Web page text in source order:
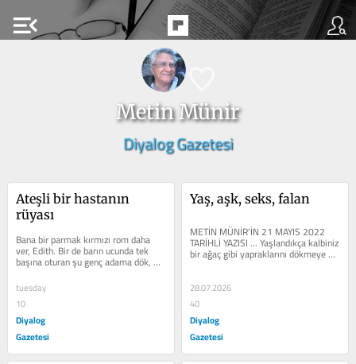
menu_open
Metin Münir
Diyalog Gazetesi
Ateşli bir hastanın
rüyası
Bana bir parmak kırmızı rom daha
ver, Edith. Bir de barın ucunda tek
başına oturan şu genç adama dök,
benden. Sırtı bize dönük. Gömleği...
tuesday
10
Diyalog
Gazetesi
Yaş, aşk, seks, falan
METİN MÜNİR'İN 21 MAYIS 2022
TARİHLİ YAZISI ... Yaşlandıkça kalbiniz
bir ağaç gibi yapraklarını dökmeye
başlar. Bazı rüzgârlara...
28.07.2026
40
Diyalog
Gazetesi